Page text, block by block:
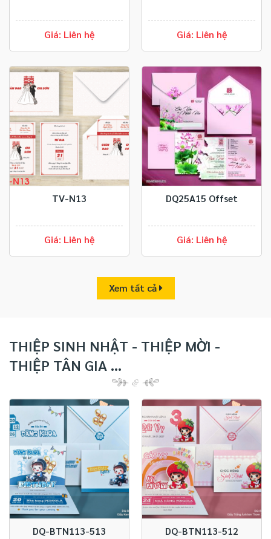
Giá: Liên hệ Giá: Liên hệ
TV-N13
Giá: Liên hệ
DQ25A15 Offset
Giá: Liên hệ
Xem tất cả
THIỆP SINH NHẬT - THIỆP MỜI -
THIỆP TÂN GIA ...
DQ-BTN113-513 DQ-BTN113-512